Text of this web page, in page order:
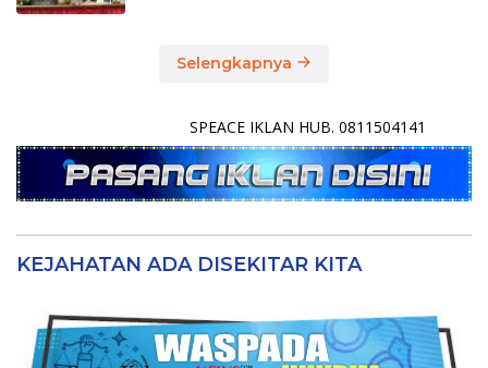
Selengkapnya
SPEACE IKLAN HUB. 0811504141
KEJAHATAN ADA DISEKITAR KITA